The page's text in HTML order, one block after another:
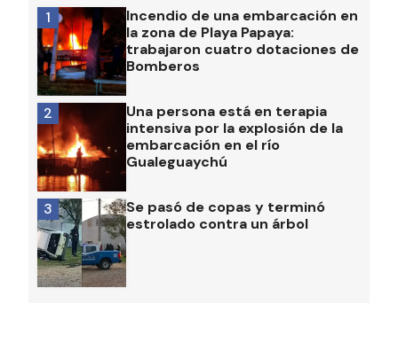
Incendio de una embarcación en
la zona de Playa Papaya:
trabajaron cuatro dotaciones de
Bomberos
1
Una persona está en terapia
intensiva por la explosión de la
embarcación en el río
Gualeguaychú
2
Se pasó de copas y terminó
estrolado contra un árbol
3